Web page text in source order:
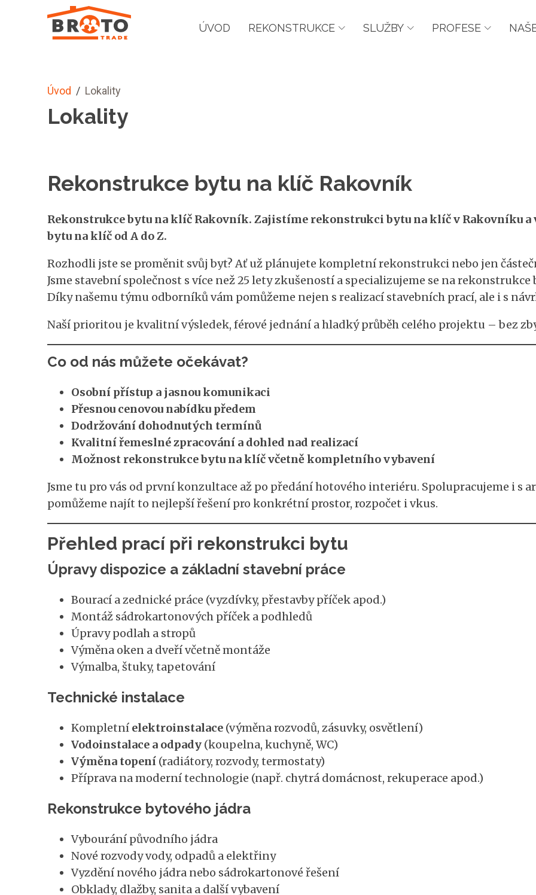
ÚVOD REKONSTRUKCE SLUŽBY PROFESE
Úvod / Lokality
Lokality
Rekonstrukce bytu na klíč Rakovník
Rekonstrukce bytu na klíč Rakovník. Zajistíme rekonstrukci bytu na klíč v Rakovníku a
bytu na klíč od A do Z.
Rozhodli jste se proměnit svůj byt? Ať už plánujete kompletní rekonstrukci nebo jen
Jsme stavební společnost s více než 25 lety zkušeností a specializujeme se na rekonstrukce
Díky našemu týmu odborníků vám pomůžeme nejen s realizací stavebních prací, ale i s
Naší prioritou je kvalitní výsledek, férové jednání a hladký průběh celého projektu – bez
Co od nás můžete očekávat?
Osobní přístup a jasnou komunikaci
Přesnou cenovou nabídku předem
Dodržování dohodnutých termínů
Kvalitní řemeslné zpracování a dohled nad realizací
Možnost rekonstrukce bytu na klíč včetně kompletního vybavení
Jsme tu pro vás od první konzultace až po předání hotového interiéru. Spolupracujeme i s
pomůžeme najít to nejlepší řešení pro konkrétní prostor, rozpočet i vkus.
Přehled prací při rekonstrukci bytu
Úpravy dispozice a základní stavební práce
Bourací a zednické práce (vyzdívky, přestavby příček apod.)
Montáž sádrokartonových příček a podhledů
Úpravy podlah a stropů
Výměna oken a dveří včetně montáže
Výmalba, štuky, tapetování
Technické instalace
Kompletní elektroinstalace(výměna rozvodů, zásuvky, osvětlení)
Vodoinstalace a odpady(koupelna, kuchyně, WC)
Výměna topení(radiátory, rozvody, termostaty)
Příprava na moderní technologie (např. chytrá domácnost, rekuperace apod.)
Rekonstrukce bytového jádra
Vybourání původního jádra
Nové rozvody vody, odpadů a elektřiny
Vyzdění nového jádra nebo sádrokartonové řešení
Obklady, dlažby, sanita a další vybavení